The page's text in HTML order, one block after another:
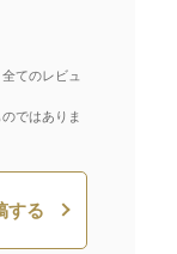
てのレビュ
ではありま
する